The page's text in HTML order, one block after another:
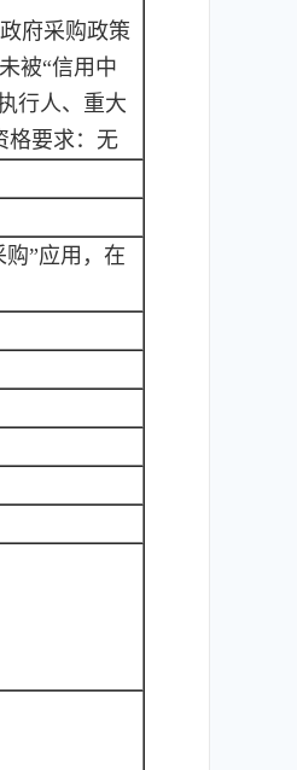
府采购政策
被“信用中
行人、重大
格要求：无
”应用，在